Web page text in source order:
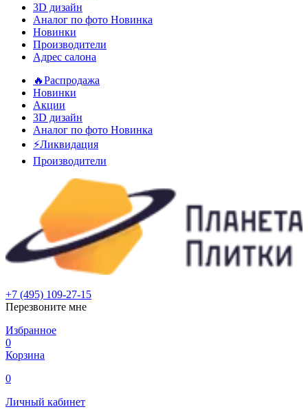
3D дизайн
Аналог по фото Новинка
Новинки
Производители
Адрес салона
🔥Распродажа
Новинки
Акции
3D дизайн
Аналог по фото Новинка
⚡Ликвидация
Производители
+7 (495) 109-27-15
Перезвоните мне
Избранное
0
Корзина
0
Личный кабинет